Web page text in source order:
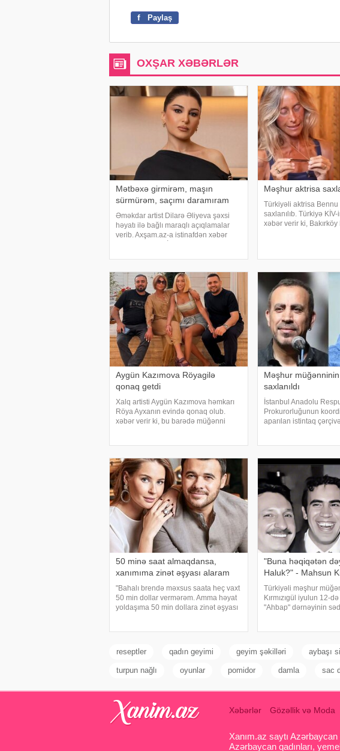
f Paylaş
OXŞAR XƏBƏRLƏR
Mətbəxə girmirəm, maşın
sürmürəm, saçımı daramıram
Əməkdar artist Dilarə Əliyeva şəxsi
həyatı ilə bağlı maraqlı açıqlamalar
verib. Axşam.az-a istinafdən xəbər
Məşhur aktrisa
Türkiyəli aktrisa Bennu
saxlanılıb. Türkiyə
xəbər verir ki,
Aygün Kazımova Röyagilə
qonaq getdi
Xalq artisti Aygün Kazımova həmkarı
Röya Ayxanın evində qonaq olub.
xəbər verir ki, bu barədə müğənni
səbəb olub
Məşhur müğənninin
saxlanıldı
İstanbul Anadolu
Prokurorluğunun
aparılan istintaq
keçirilə
50 minə saat almaqdansa,
xanımıma zinət əşyası alaram
"Bahalı brendə məxsus saata heç vaxt
50 min dollar vermərəm. Amma həyat
yoldaşıma 50 min dollara zinət əşyası
"Buna həqiqətən
Haluk?" - Mahsun
Türkiyəli məşhur
Kırmızıgül iyulun 12-
"Ahbap" dərnəyinin
reseptler qadın geyimi geyim şəkilləri aybaşı
turpun nağlı oyunlar pomidor damla sac
Xəbərlər Gözəllik və Moda
Xanım.az saytı
Azərbaycan qadınları,